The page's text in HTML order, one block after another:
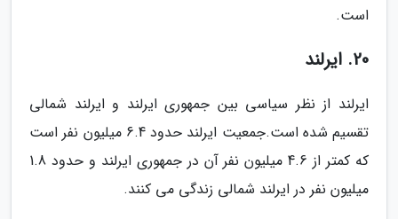
است.
20. ایرلند
ایرلند از نظر سیاسی بین جمهوری ایرلند و ایرلند شمالی
تقسیم شده است.جمعیت ایرلند حدود 6.4 میلیون نفر است
که کمتر از 4.6 میلیون نفر آن در جمهوری ایرلند و حدود 1.8
میلیون نفر در ایرلند شمالی زندگی می کنند.